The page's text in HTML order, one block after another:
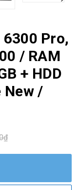
Pro,
/ RAM
+ HDD
New /